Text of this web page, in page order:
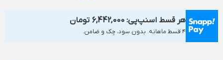
هر قسط اسنپ‌پی: 6,442,000 تومان
۴ قسط ماهانه. بدون سود، چک و ضامن.